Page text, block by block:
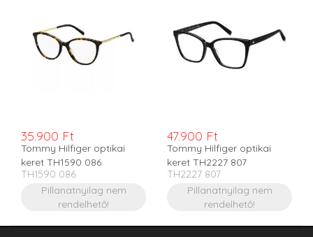
35.900 Ft
Tommy Hilfiger optikai
keret TH1590 086
TH1590 086
Pillanatnyilag nem
rendelhető!
47.900 Ft
Tommy Hilfiger optikai
keret TH2227 807
TH2227 807
Pillanatnyilag nem
rendelhető!